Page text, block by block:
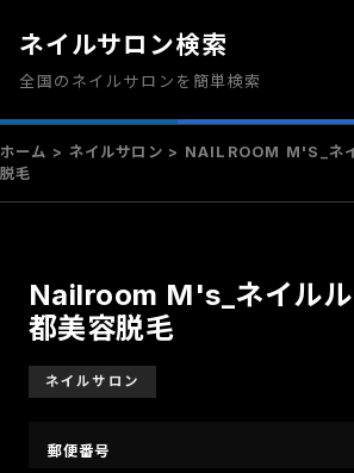
ネイルサロン検索
全国のネイルサロンを簡単検索
ホーム > ネイルサロン > NAILROOM M'S_ネ
脱毛
Nailroom M's_ネイルル
都美容脱毛
ネイルサロン
郵便番号